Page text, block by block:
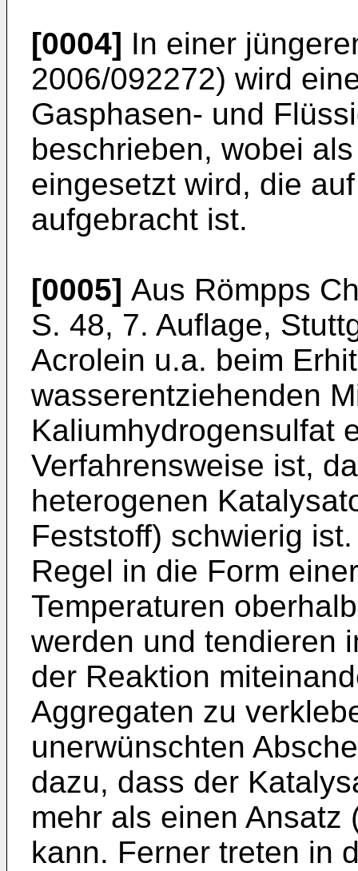
[0004] In einer
2006/092272) wird
Gasphasen- und
beschrieben, wobei
eingesetzt wird, die
aufgebracht ist.
[0005] Aus Römpps
S. 48, 7. Auflage,
Acrolein u.a. beim
wasserentziehenden
Kaliumhydrogensulfat
Verfahrensweise ist,
heterogenen
Feststoff) schwierig
Regel in die Form
Temperaturen
werden und tendieren
der Reaktion
Aggregaten zu
unerwünschten
dazu, dass der
mehr als einen Ansatz
kann. Ferner treten in